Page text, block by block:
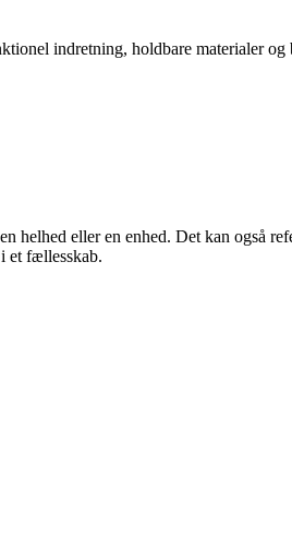
indretning, holdbare materialer
helhed eller en enhed. Det kan også
et fællesskab.